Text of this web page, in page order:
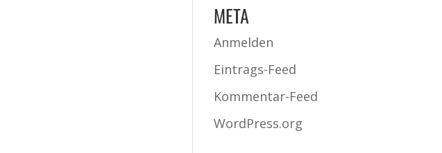
META
Anmelden
Eintrags-Feed
Kommentar-Feed
WordPress.org